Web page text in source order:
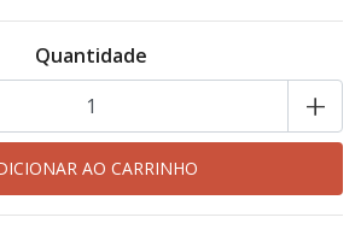
Quantidade
+